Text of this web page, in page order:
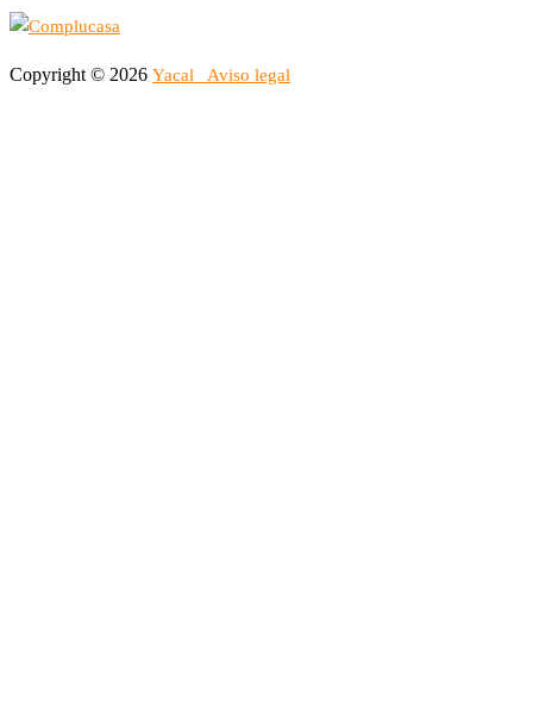
Copyright © 2026 Yacal Aviso legal